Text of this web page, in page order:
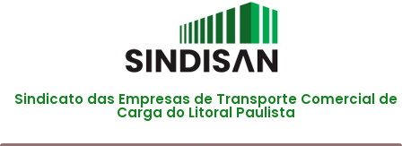
Sindicato das Empresas de Transporte Comercial de
Carga do Litoral Paulista